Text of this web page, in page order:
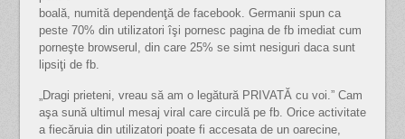
boală, numită dependenţă de facebook. Germanii spun ca
peste 70% din utilizatori îşi pornesc pagina de fb imediat cum
porneşte browserul, din care 25% se simt nesiguri daca sunt
lipsiţi de fb.
„Dragi prieteni, vreau să am o legătură PRIVATĂ cu voi.” Cam
aşa sună ultimul mesaj viral care circulă pe fb. Orice activitate
a fiecăruia din utilizatori poate fi accesata de un oarecine,